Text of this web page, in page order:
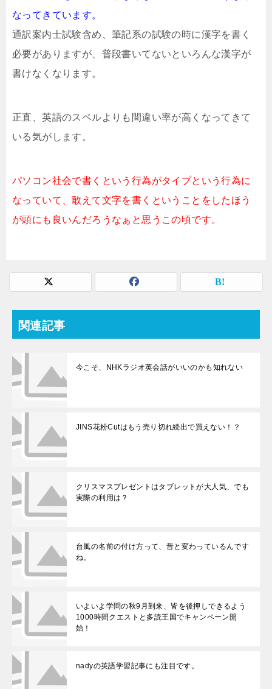
なってきています。
通訳案内士試験含め、筆記系の試験の時に漢字を書く
必要がありますが、普段書いてないといろんな漢字が
書けなくなります。
正直、英語のスペルよりも間違い率が高くなってきて
いる気がします。
パソコン社会で書くという行為がタイプという行為に
なっていて、敢えて文字を書くということをしたほう
が頭にも良いんだろうなぁと思うこの頃です。
関連記事
今こそ、NHKラジオ英会話がいいのかも知れない
JINS花粉Cutはもう売り切れ続出で買えない！？
クリスマスプレゼントはタブレットが大人気、でも
実際の利用は？
台風の名前の付け方って、昔と変わっているんです
ね。
いよいよ学問の秋9月到来、皆を後押しできるよう
1000時間クエストと多読王国でキャンペーン開
始！
nadyの英語学習記事にも注目です。